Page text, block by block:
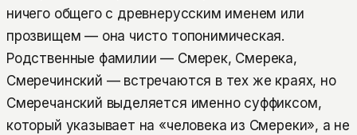
ничего общего с древнерусским именем или
прозвищем — она чисто топонимическая.
Родственные фамилии — Смерек, Смерека,
Смеречинский — встречаются в тех же краях, но
Смеречанский выделяется именно суффиксом,
который указывает на «человека из Смереки», а не